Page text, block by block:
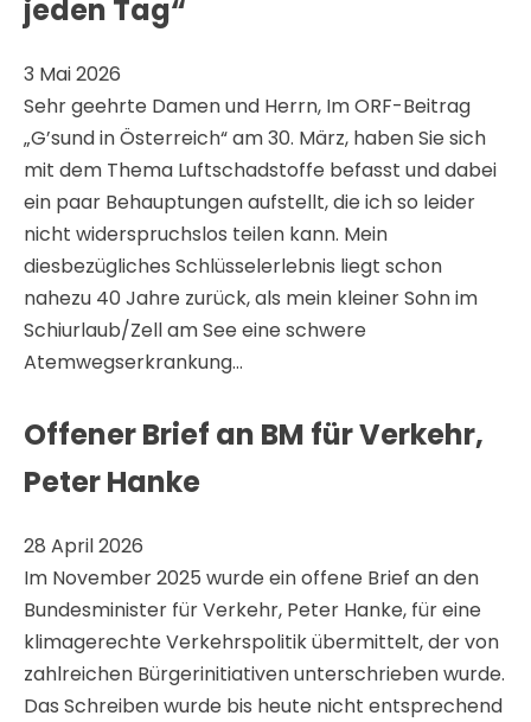
jeden Tag“
3 Mai 2026
Sehr geehrte Damen und Herrn, Im ORF-Beitrag
„G’sund in Österreich“ am 30. März, haben Sie sich
mit dem Thema Luftschadstoffe befasst und dabei
ein paar Behauptungen aufstellt, die ich so leider
nicht widerspruchslos teilen kann. Mein
diesbezügliches Schlüsselerlebnis liegt schon
nahezu 40 Jahre zurück, als mein kleiner Sohn im
Schiurlaub/Zell am See eine schwere
Atemwegserkrankung…
Offener Brief an BM für Verkehr,
Peter Hanke
28 April 2026
Im November 2025 wurde ein offene Brief an den
Bundesminister für Verkehr, Peter Hanke, für eine
klimagerechte Verkehrspolitik übermittelt, der von
zahlreichen Bürgerinitiativen unterschrieben wurde.
Das Schreiben wurde bis heute nicht entsprechend